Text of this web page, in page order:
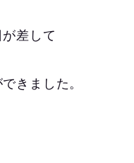
差して
きました。